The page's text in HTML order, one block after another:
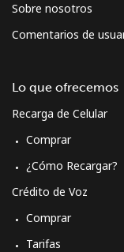
Sobre nosotros
Comentarios de
Lo que ofrecemos
Recarga de Celular
Comprar
¿Cómo Recargar?
Crédito de Voz
Comprar
Tarifas